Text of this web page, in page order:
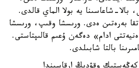
بالا-شاعاسىنا يە بولا الماي قالدى.
بەرەتىن ەدى. ورىسشا وقىپ، ورىسشا
ادام» دەگەن ۇعىم قالىپتاستى.
بالتا شابىلدى.